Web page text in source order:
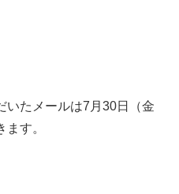
いたメールは7月30日（金
す。